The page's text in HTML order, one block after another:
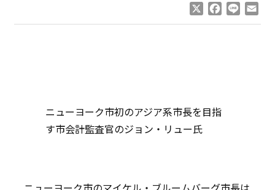
Facebook
Line
ニューヨーク市初のアジア系市長を目指
す市会計監査官のジョン・リュー氏